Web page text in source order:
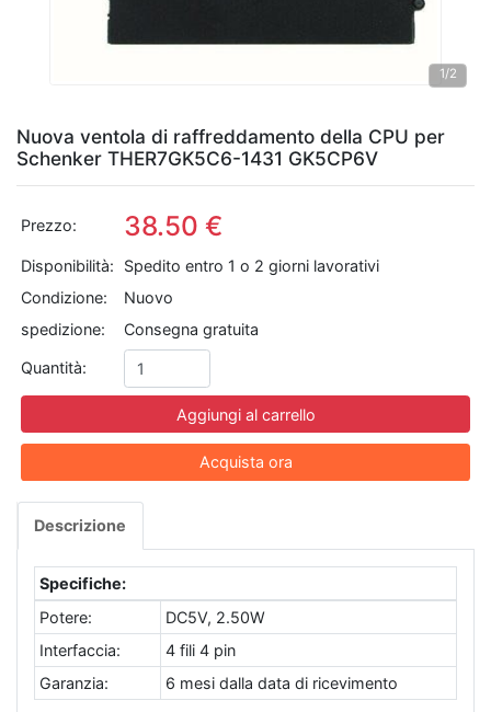
1/2
Nuova ventola di raffreddamento della CPU per
Schenker THER7GK5C6-1431 GK5CP6V
Prezzo: 38.50 €
Disponibilità:
Spedito entro 1 o 2 giorni lavorativi
Condizione:
Nuovo
spedizione:
Consegna gratuita
Quantità:
Aggiungi al carrello
Acquista ora
Descrizione
Specifiche:
Potere:
DC5V, 2.50W
Interfaccia:
4 fili 4 pin
Garanzia:
6 mesi dalla data di ricevimento